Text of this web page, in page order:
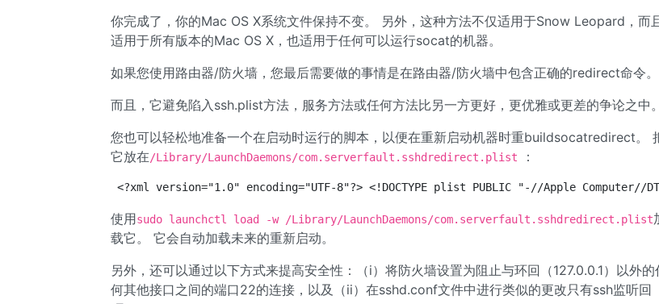
你完成了，你的Mac OS X系统文件保持不变。 另外，这种方法不仅适用于Snow Leopard，而
适用于所有版本的Mac OS X，也适用于任何可以运行socat的机器。
如果您使用路由器/防火墙，您最后需要做的事情是在路由器/防火墙中包含正确的redirect命令。
而且，它避免陷入ssh.plist方法，服务方法或任何方法比另一方更好，更优雅或更差的争论之中。
您也可以轻松地准备一个在启动时运行的脚本，以便在重新启动机器时重buildsocatredirect。
它放在/Library/LaunchDaemons/com.serverfault.sshdredirect.plist ：
<?xml version="1.0" encoding="UTF-8"?> <!DOCTYPE plist PUBLIC "-//Apple
使用sudo launchctl load -w /Library/LaunchDaemons/com.serverfault.sshdredirect.plist
载它。 它会自动加载未来的重新启动。
另外，还可以通过以下方式来提高安全性：（i）将防火墙设置为阻止与环回（127.0.0.1）以外的
何其他接口之间的端口22的连接，以及（ii）在sshd.conf文件中进行类似的更改只有ssh监听回